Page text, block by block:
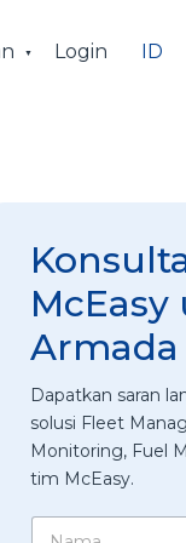
Login ID
Armada
Dapatkan saran
solusi Fleet
Monitoring, Fuel
tim McEasy.
N